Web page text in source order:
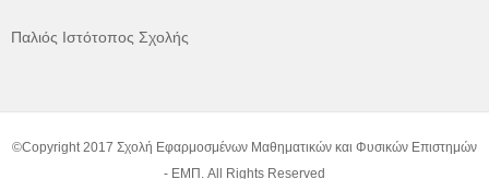
Παλιός Ιστότοπος Σχολής
©Copyright 2017 Σχολή Εφαρμοσμένων Μαθηματικών και Φυσικών Επιστημών
- ΕΜΠ. All Rights Reserved